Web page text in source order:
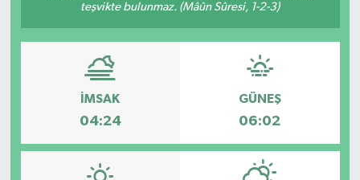
teşvikte bulunmaz. (Mâûn Sûresi, 1-2-3)
İMSAK
04:24
GÜNEŞ
06:02
ÖZEL HABER
RESMİ REKLAM